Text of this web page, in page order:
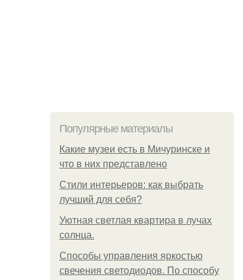
Популярные материалы
Какие музеи есть в Мичуринске и
что в них представлено
Стили интерьеров: как выбрать
лучший для себя?
Уютная светлая квартира в лучах
солнца.
Способы управления яркостью
свечения светодиодов. По способу